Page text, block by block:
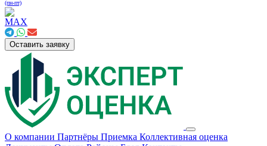
(пн-пт)
Оставить заявку
О компании Партнёры Приемка Коллективная оценка